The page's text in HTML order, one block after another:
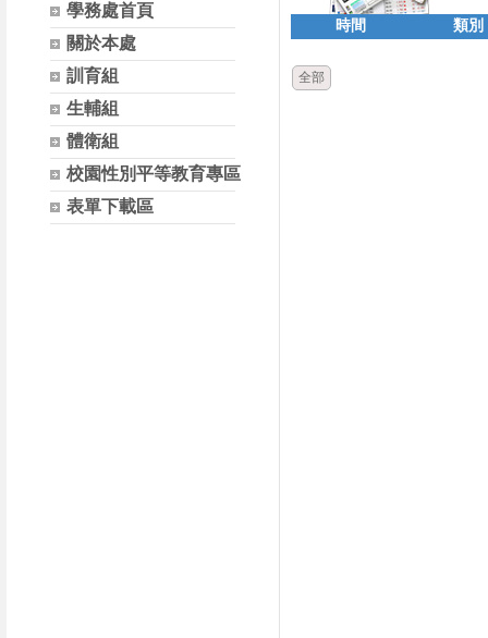
學務處首頁
關於本處
訓育組
生輔組
體衛組
校園性別平等教育專區
表單下載區
時間 類別
全部